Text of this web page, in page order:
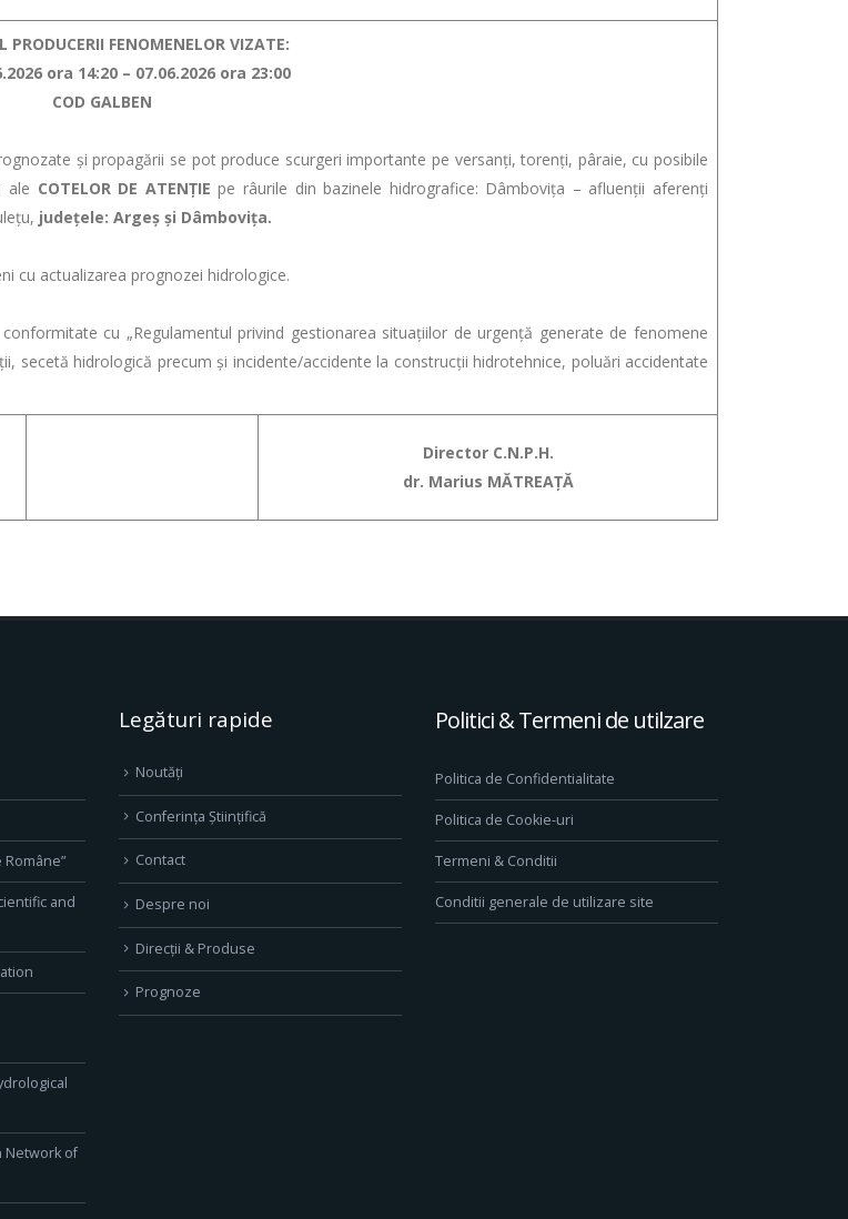
PRODUCERII FENOMENELOR VIZATE:
ora 14:20 – 07.06.2026 ora 23:00
COD GALBEN
şi propagării se pot produce scurgeri importante pe versanţi, torenţi, pâraie, cu posibile
ale COTELOR DE ATENŢIE pe râurile din bazinele hidrografice: Dâmbovița – afluenții aferenți
județele: Argeș și Dâmbovița.
actualizarea prognozei hidrologice.
cu „Regulamentul privind gestionarea situațiilor de urgență generate de fenomene
secetă hidrologică precum și incidente/accidente la construcții hidrotehnice, poluări accidentate
Director C.N.P.H.
dr. Marius MĂTREAȚĂ
and
Network of
Legături rapide
Noutăți
Conferința Științifică
Contact
Despre noi
Direcţii & Produse
Prognoze
Politici & Termeni de utilzare
Politica de Confidentialitate
Politica de Cookie-uri
Termeni & Conditii
Conditii generale de utilizare site